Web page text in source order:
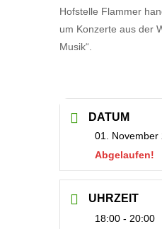
Hofstelle Flammer
um Konzerte aus der
Musik“.
DATUM
01. November
Abgelaufen!
UHRZEIT
18:00 - 20:00